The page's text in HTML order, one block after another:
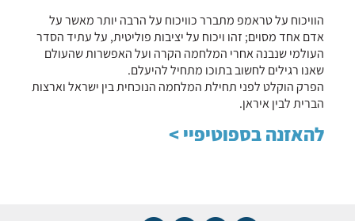
הוויכוח על טראמפ מתברר כוויכוח על הרבה יותר מאשר על
אדם אחד מסוים; זהו ויכוח על יציבות פוליטית, על עתיד הסדר
העולמי שנבנה אחרי המלחמה הקרה ועל האפשרות שהעולם
שאנו רגילים לחשוב בתוכו מתחיל להיעלם.
הפרק הוקלט לפני תחילת המלחמה הנוכחית בין ישראל וארצות
הברית לבין איראן.
להאזנה בספוטיפיי >